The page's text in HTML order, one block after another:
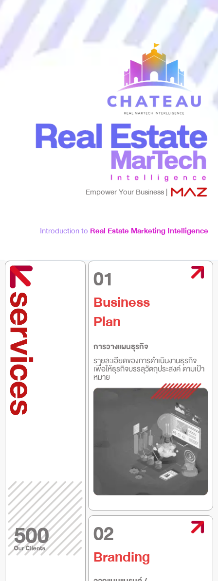
Empower Your Business |
Introduction to Real Estate Marketing Intelligence
01
Business
Plan
การวางแผนธุรกิจ
รายละเอียดของการดำเนินงานธุรกิจ
เพื่อให้ธุรกิจบรรลุวัตถุประสงค์ ตามเป้า
หมาย
02
Branding